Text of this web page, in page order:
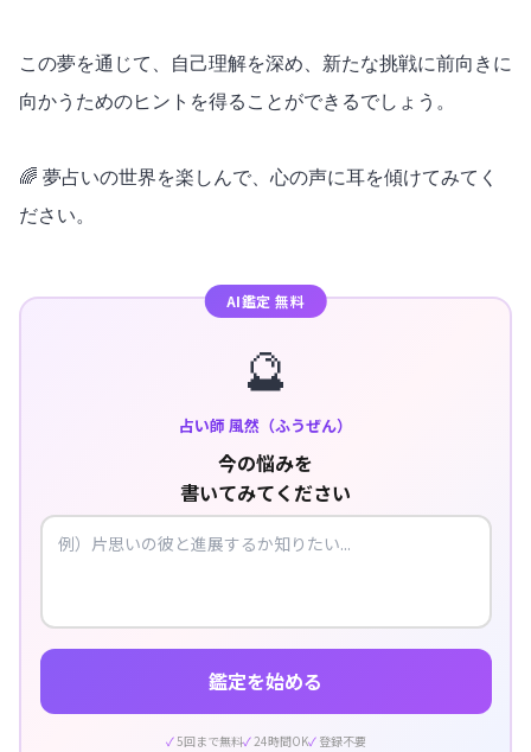
この夢を通じて、自己理解を深め、新たな挑戦に前向きに
向かうためのヒントを得ることができるでしょう。
🌈 夢占いの世界を楽しんで、心の声に耳を傾けてみてく
ださい。
AI鑑定 無料
🔮
占い師 風然（ふうぜん）
今の悩みを
書いてみてください
鑑定を始める
5回まで無料 24時間OK 登録不要